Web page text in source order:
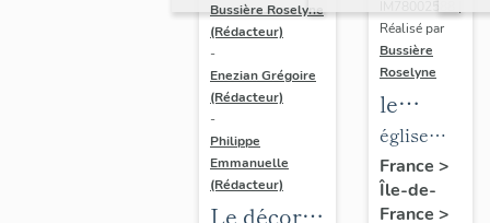
Bussière Roselyne
(Rédacteur)
-
Enezian Grégoire
(Rédacteur)
-
Philippe
Emmanuelle
(Rédacteur)
Le décor
Réalisé par
Bussière
Roselyne
le
mobilier
de
l'église
église
paroissiale
Saint-
France >
Île-de-
France >